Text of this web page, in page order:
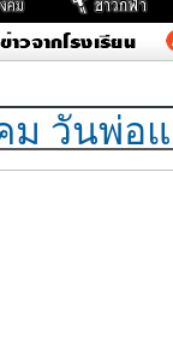
ม วันพ่อ